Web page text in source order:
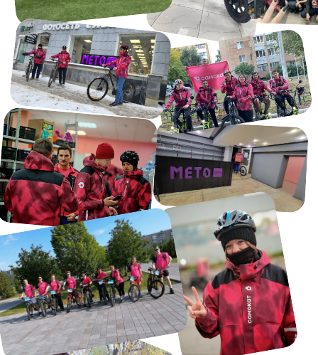
02
Выплаты каждую неделю
04
Комната отдыха с кухней
и всеми удобствами
Свободный график
доставки